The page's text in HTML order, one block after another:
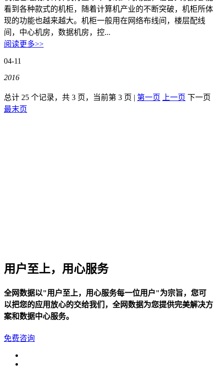
华南电信机房
深圳南山沙河机房
电信五星级标准建设
FIL/CHIA/BZZ首选机房
综合门户类解决方案
看到各种款式的机柜，随着计算机产业的不断突破，机柜所体
现的功能也越来越大。机柜一般用在网络布线间，楼层配线
间，中心机房，数据机房，控...
阅读更多>>
04-11
2016
总计 25 个记录，共 3 页，当前第 3 页 | 第一页 上一页 下一页
最末页
用户至上，用心服务
全网数据以"用户至上，用心服务每一位用户"为宗旨，您可
以把您的应用放心的交给我们，全网数据为您提供完美解决方
案和数据中心服务。
免费咨询